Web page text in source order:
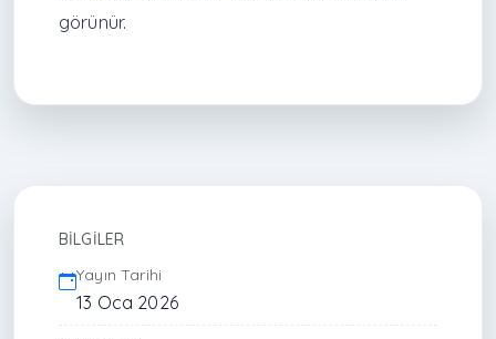
görünür.
BILGILER
Yayın Tarihi
13 Oca 2026